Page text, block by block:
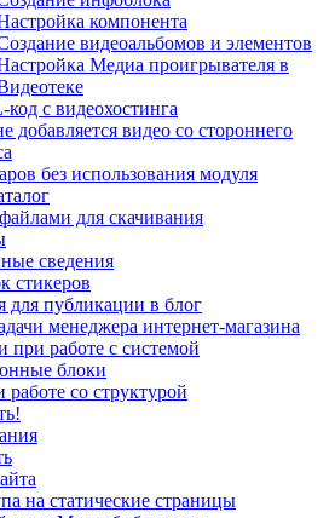
компонента
видеоальбомов и элементов
Медиа проигрывателя в
с видеохостинга
добавляется видео со стороннего
без использования модуля
для скачивания
сведения
стикеров
публикации в блог
менеджера интернет-магазина
работе с системой
блоки
со структурой
на статические страницы